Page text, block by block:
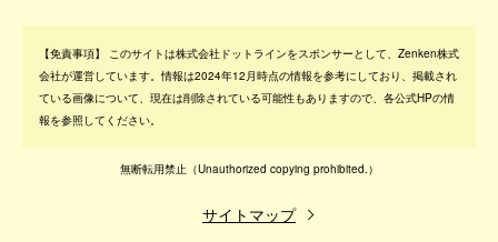
【免責事項】
このサイトは株式会社ドットラインをスポンサーとして、Zenken株式
会社が運営しています。情報は2024年12月時点の情報を参考にしており、掲載され
ている画像について、現在は削除されている可能性もありますので、各公式HPの情
報を参照してください。
無断転用禁止 （Unauthorized copying prohibited.）
サイトマップ